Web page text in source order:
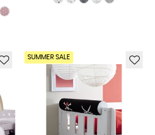
SUMMER SALE